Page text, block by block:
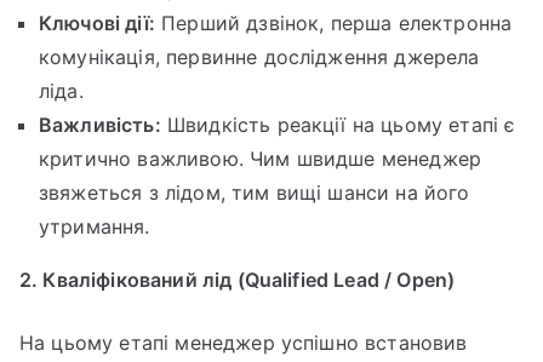
Ключові дії: Перший дзвінок, перша електронна
комунікація, первинне дослідження джерела
ліда.
Важливість: Швидкість реакції на цьому етапі є
критично важливою. Чим швидше менеджер
звяжеться з лідом, тим вищі шанси на його
утримання.
2. Кваліфікований лід (Qualified Lead / Open)
На цьому етапі менеджер успішно встановив